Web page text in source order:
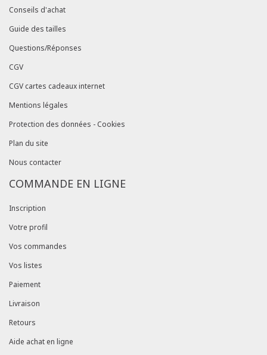
Conseils d'achat
Guide des tailles
Questions/Réponses
CGV
CGV cartes cadeaux internet
Mentions légales
Protection des données - Cookies
Plan du site
Nous contacter
COMMANDE EN LIGNE
Inscription
Votre profil
Vos commandes
Vos listes
Paiement
Livraison
Retours
Aide achat en ligne